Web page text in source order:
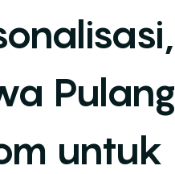
Pulang
untuk